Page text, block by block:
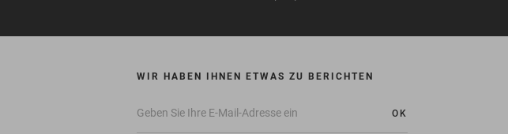
WIR HABEN IHNEN ETWAS ZU BERICHTEN
OK